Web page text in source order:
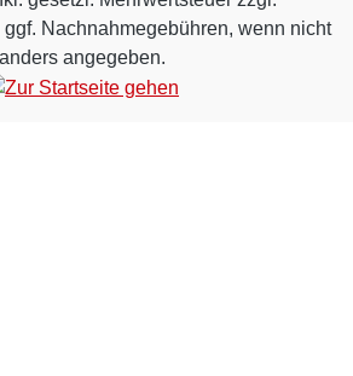
ggf. Nachnahmegebühren, wenn nicht
anders angegeben.